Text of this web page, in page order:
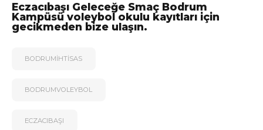
Eczacıbaşı Geleceğe Smaç Bodrum
Kampüsü voleybol okulu kayıtları için
gecikmeden bize ulaşın.
BODRUMIHTISAS
BODRUMVOLEYBOL
ECZACIBAŞI